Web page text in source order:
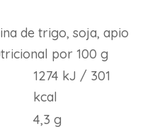
de trigo, soja, apio
por 100 g
1274 kJ / 301
kcal
4,3 g